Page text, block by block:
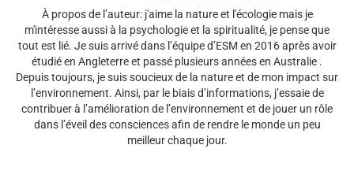
À propos de l’auteur: j'aime la nature et l'écologie mais je
m'intéresse aussi à la psychologie et la spiritualité, je pense que
tout est lié. Je suis arrivé dans l’équipe d’ESM en 2016 après avoir
étudié en Angleterre et passé plusieurs années en Australie .
Depuis toujours, je suis soucieux de la nature et de mon impact sur
l’environnement. Ainsi, par le biais d’informations, j’essaie de
contribuer à l’amélioration de l’environnement et de jouer un rôle
dans l’éveil des consciences afin de rendre le monde un peu
meilleur chaque jour.